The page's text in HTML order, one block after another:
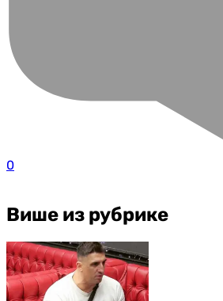
0
Више из рубрике